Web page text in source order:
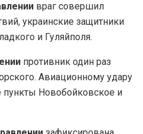
враг совершил
украинские защитники
и Гуляйполя.
противник один раз
Авиационному удару
пункты Новобойковское и